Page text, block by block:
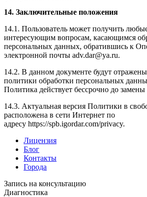
14. Заключительные положения
14.1. Пользователь может получить
интересующим вопросам, касающимся
персональных данных, обратившись к
электронной почты adv.dar@ya.ru.
14.2. В данном документе будут
политики обработки персональных
Политика действует бессрочно до
14.3. Актуальная версия Политики в
расположена в сети Интернет по
адресу https://spb.igordar.com/privacy.
Лицензия
Блог
Контакты
Города
Запись на консультацию
Диагностика